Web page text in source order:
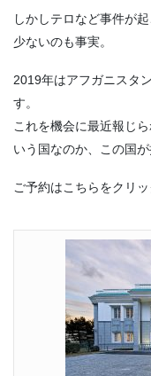
しかしテロなど事件が
少ないのも事実。
2019年はアフガニスタ
す。
これを機会に最近報じ
いう国なのか、この国
ご予約はこちらをクリ